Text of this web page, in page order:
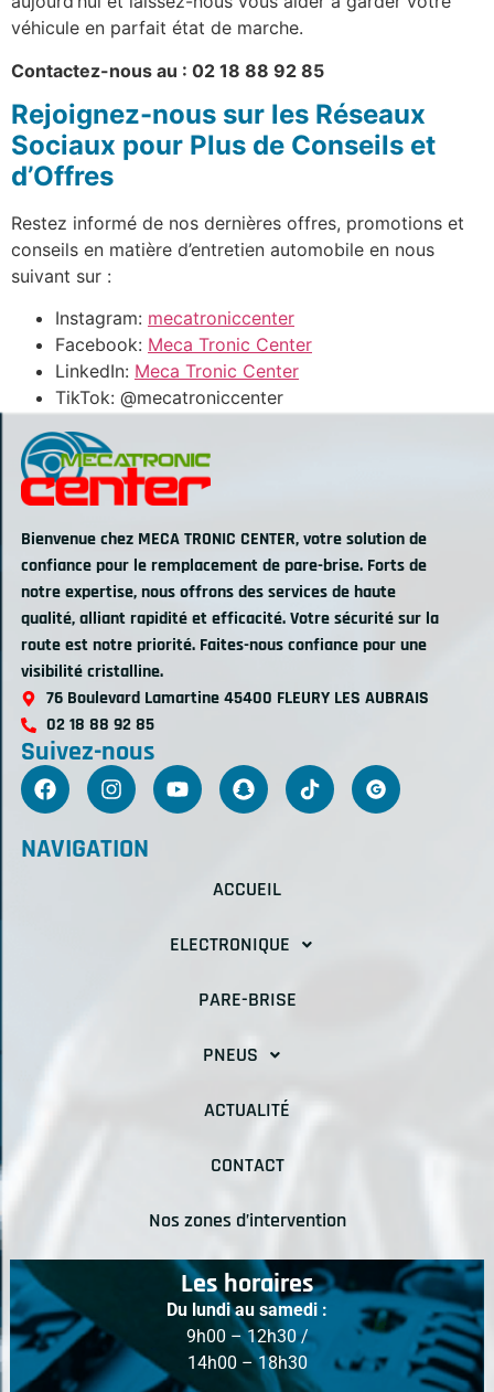
véhicule en parfait état de marche.
Contactez-nous au : 02 18 88 92 85
Rejoignez-nous sur les Réseaux
Sociaux pour Plus de Conseils et
d’Offres
Restez informé de nos dernières offres, promotions et
conseils en matière d’entretien automobile en nous
suivant sur :
Instagram: mecatroniccenter
Facebook: Meca Tronic Center
LinkedIn: Meca Tronic Center
TikTok: @mecatroniccenter
Bienvenue chez MECA TRONIC CENTER, votre solution de
confiance pour le remplacement de pare-brise. Forts de
notre expertise, nous offrons des services de haute
qualité, alliant rapidité et efficacité. Votre sécurité sur la
route est notre priorité. Faites-nous confiance pour une
visibilité cristalline.
76 Boulevard Lamartine 45400 FLEURY LES AUBRAIS
02 18 88 92 85
Suivez-nous
NAVIGATION
ACCUEIL
ELECTRONIQUE
PARE-BRISE
PNEUS
ACTUALITÉ
CONTACT
Nos zones d’intervention
Les horaires
Du lundi au samedi :
9h00 – 12h30 /
14h00 – 18h30